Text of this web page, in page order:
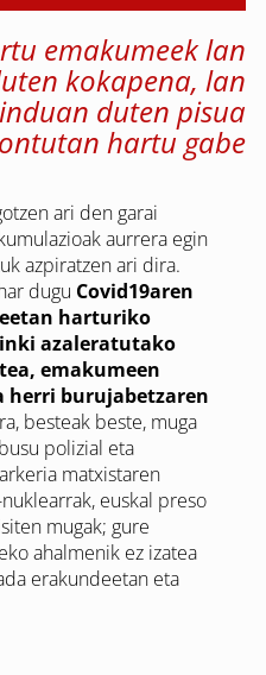
emakumeek lan
kokapena, lan
duten pisua
hartu gabe
ari den garai
aurrera egin
azpiratzen ari dira.
dugu Covid19aren
harturiko
azaleratutako
emakumeen
herri burujabetzaren
besteak beste, muga
polizial eta
matxistaren
euskal preso
mugak; gure
ahalmenik ez izatea
erakundeetan eta